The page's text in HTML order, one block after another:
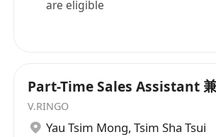
有良好溝通及協調能力，並經常
及懂得操作外賣平台後台系統更
具備有關食品安全及職安健證書
能即時上任更佳
are eligible
Part-Time Sales Assistant
V.RINGO
Yau Tsim Mong, Tsim Sha Tsui